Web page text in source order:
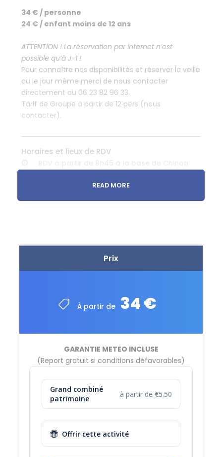
Prix
À partir de 34 €
GARANTIE METEO INCLUSE
(Report gratuit si conditions défavorables)
Grand combiné
patrimoine
à partir de €5.50
Offrir cette activité
34 € / personne
24 € / enfant moins de 12 ans
ATTENTION ! La réservation par internet n’est
possible qu’à J-1 !
Pour connaître nos disponibilités et réserver la veille
ou le jour même merci de nous contacter
directement au 06 23 82 96 33.
Tarif de Groupe à partir de 12 pers (nous
contacter).
Horaires et lieux de RDV
Crème solaire biodégradable
Vêtements adéquats
Serviette
Chaussures pour le canoë
Casquette ou chapeau
Pique-nique
READ MORE